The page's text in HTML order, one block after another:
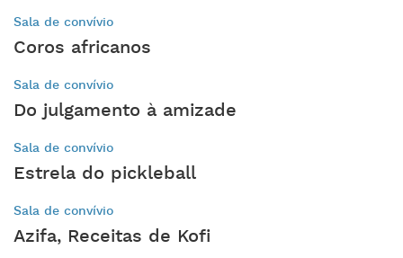
Sala de convívio
Coros africanos
Sala de convívio
Do julgamento à amizade
Sala de convívio
Estrela do pickleball
Sala de convívio
Azifa, Receitas de Kofi